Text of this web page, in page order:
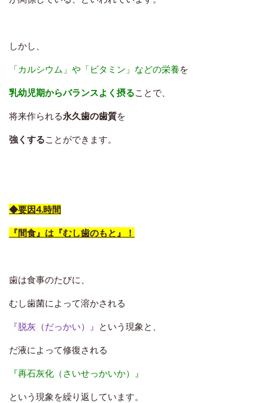
しかし、
「カルシウム」や「ビタミン」などの栄養を
乳幼児期からバランスよく摂ることで、
将来作られる永久歯の歯質を
強くすることができます。
◆要因4.時間
『間食』は『むし歯のもと』！
歯は食事のたびに、
むし歯菌によって溶かされる
『脱灰（だっかい）』 という現象と、
だ液によって修復される
『再石灰化（さいせっかいか）』
という現象を繰り返しています。